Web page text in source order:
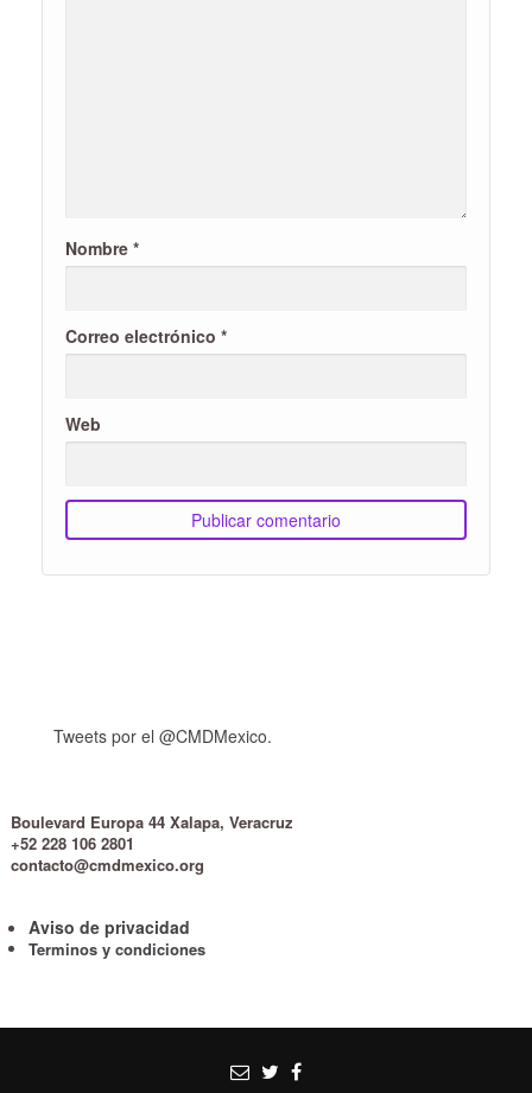
Nombre *
Correo electrónico *
Web
Tweets por el @CMDMexico.
Boulevard Europa 44 Xalapa, Veracruz
+52 228 106 2801
contacto@cmdmexico.org
Aviso de privacidad
Terminos y condiciones